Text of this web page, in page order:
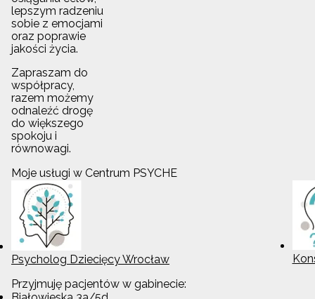
lepszym radzeniu
sobie z emocjami
oraz poprawie
jakości życia.
Zapraszam do
współpracy,
razem możemy
odnaleźć drogę
do większego
spokoju i
równowagi.
Moje usługi w Centrum PSYCHE
Psycholog Dziecięcy Wrocław
Przyjmuję pacjentów w gabinecie: